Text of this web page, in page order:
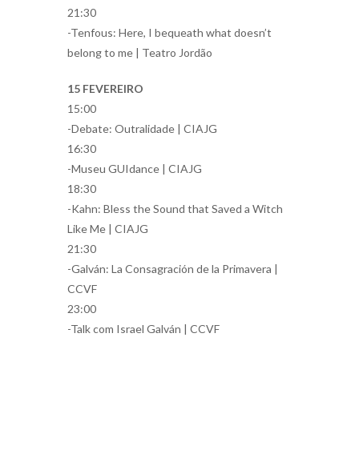
21:30
-Tenfous: Here, I bequeath what doesn’t
belong to me | Teatro Jordão
15 FEVEREIRO
15:00
-Debate: Outralidade | CIAJG
16:30
-Museu GUIdance | CIAJG
18:30
-Kahn: Bless the Sound that Saved a Witch
Like Me | CIAJG
21:30
-Galván: La Consagración de la Primavera |
CCVF
23:00
-Talk com Israel Galván | CCVF